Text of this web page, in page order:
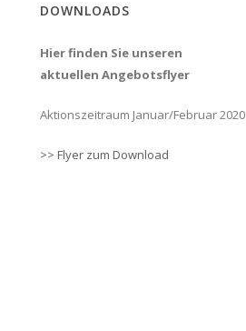
DOWNLOADS
Hier finden Sie unseren
aktuellen Angebotsflyer
Aktionszeitraum Januar/Februar 2020
>> Flyer zum Download